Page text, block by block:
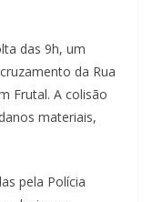
das 9h, um
da Rua
Frutal. A colisão
materiais,
pela Polícia